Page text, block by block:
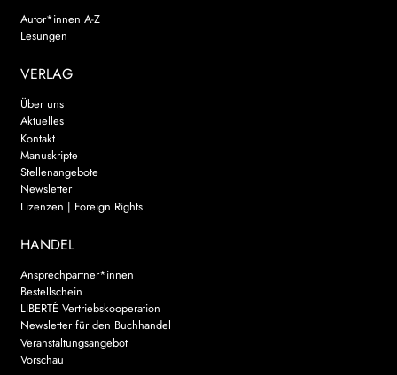
Autor*innen A-Z
Lesungen
VERLAG
Über uns
Aktuelles
Kontakt
Manuskripte
Stellenangebote
Newsletter
Lizenzen | Foreign Rights
HANDEL
Ansprechpartner*innen
Bestellschein
LIBERTÉ Vertriebskooperation
Newsletter für den Buchhandel
Veranstaltungsangebot
Vorschau